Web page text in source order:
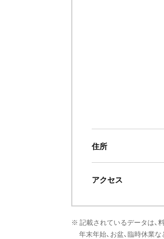
住所
アクセス
※ 記載されているデータは、
年末年始、お盆、臨時休業